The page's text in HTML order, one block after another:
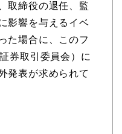
取締役の退任、監
影響を与えるイベ
た場合に、このフ
券取引委員会）に
発表が求められて